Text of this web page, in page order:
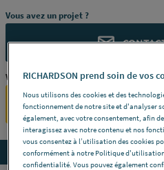
Vous avez un projet ?
Vous êtes un professionnel ?
SE
Accedez aux détails du produit
RICHARDSON prend soin de vos
Nous utilisons des cookies et des
fonctionnement de notre site et d'analyser
également, avec votre consentement, afin
interagissez avec notre contenu et nos
vous consentez à l’utilisation des cookies
conformément à notre Politique
confidentialité. Vous pouvez également